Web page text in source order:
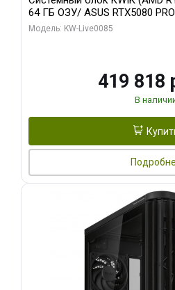
64 ГБ ОЗУ/ ASUS RTX5080
256bit Type-C DP 2/ 960 ГБ SSD)
Модель: KW-Live0085
419 818
В